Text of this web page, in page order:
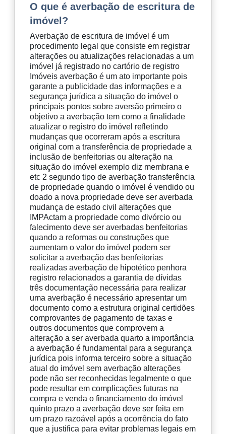
O que é averbação de escritura de
imóvel?
Averbação de escritura de imóvel é um
procedimento legal que consiste em registrar
alterações ou atualizações relacionadas a um
imóvel já registrado no cartório de registro
Imóveis averbação é um ato importante pois
garante a publicidade das informações e a
segurança jurídica a situação do imóvel o
principais pontos sobre aversão primeiro o
objetivo a averbação tem como a finalidade
atualizar o registro do imóvel refletindo
mudanças que ocorreram após a escritura
original com a transferência de propriedade a
inclusão de benfeitorias ou alteração na
situação do imóvel exemplo diz membrana e
etc 2 segundo tipo de averbação transferência
de propriedade quando o imóvel é vendido ou
doado a nova propriedade deve ser averbada
mudança de estado civil alterações que
IMPActam a propriedade como divórcio ou
falecimento deve ser averbadas benfeitorias
quando a reformas ou construções que
aumentam o valor do imóvel podem ser
solicitar a averbação das benfeitorias
realizadas averbação de hipotético penhora
registro relacionados a garantia de dívidas
três documentação necessária para realizar
uma averbação é necessário apresentar um
documento como a estrutura original certidões
comprovantes de pagamento de taxas e
outros documentos que comprovem a
alteração a ser averbada quarto a importância
a averbação é fundamental para a segurança
jurídica pois informa terceiro sobre a situação
atual do imóvel sem averbação alterações
pode não ser reconhecidas legalmente o que
pode resultar em complicações futuras na
compra e venda o financiamento do imóvel
quinto prazo a averbação deve ser feita em
um prazo razoável após a ocorrência do fato
que a justifica para evitar problemas legais em